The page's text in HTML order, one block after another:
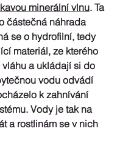
minerální vlnu. Ta
částečná náhrada
se o hydrofilní, tedy
materiál, ze kterého
a ukládají si do
vodu odvádí
k zahnívání
Vody je tak na
a rostlinám se v nich